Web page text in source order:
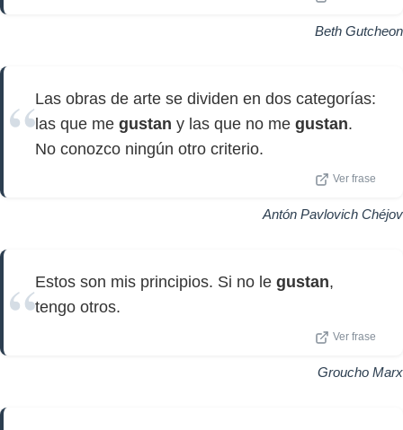
Beth Gutcheon
Las obras de arte se dividen en dos categorías:
las que me gustan y las que no me gustan.
No conozco ningún otro criterio.
Ver frase
Antón Pavlovich Chéjov
Estos son mis principios. Si no le gustan,
tengo otros.
Ver frase
Groucho Marx